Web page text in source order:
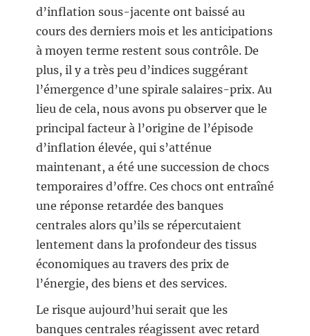
d’inflation sous-jacente ont baissé au
cours des derniers mois et les anticipations
à moyen terme restent sous contrôle. De
plus, il y a très peu d’indices suggérant
l’émergence d’une spirale salaires-prix. Au
lieu de cela, nous avons pu observer que le
principal facteur à l’origine de l’épisode
d’inflation élevée, qui s’atténue
maintenant, a été une succession de chocs
temporaires d’offre. Ces chocs ont entraîné
une réponse retardée des banques
centrales alors qu’ils se répercutaient
lentement dans la profondeur des tissus
économiques au travers des prix de
l’énergie, des biens et des services.
Le risque aujourd’hui serait que les
banques centrales réagissent avec retard